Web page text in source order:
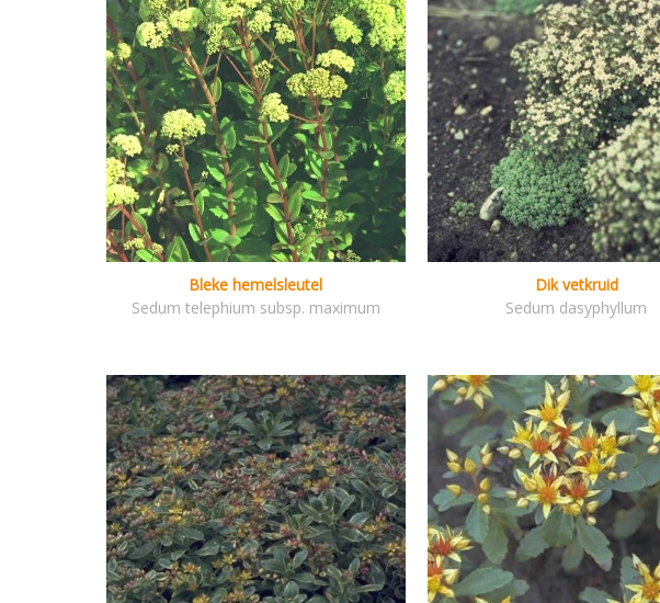
Bleke hemelsleutel
Sedum telephium subsp. maximum
Dik vetkruid
Sedum dasyphyllum